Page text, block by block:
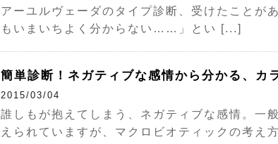
アーユルヴェーダのタイプ診断、受けたことが
もいまいちよく分からない……」とい [...]
簡単診断！ネガティブな感情から分かる、カ
2015/03/04
誰しもが抱えてしまう、ネガティブな感情。一
えられていますが、マクロビオティックの考え